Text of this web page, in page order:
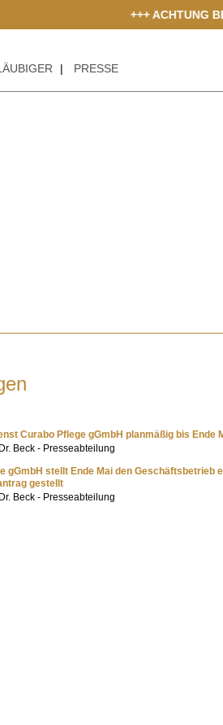
+++ ACHTUNG
| PRESSE
Curabo Pflege gGmbH planmäßig bis Ende
Beck - Presseabteilung
gGmbH stellt Ende Mai den Geschäfts­betrieb
gestellt
Beck - Presseabteilung